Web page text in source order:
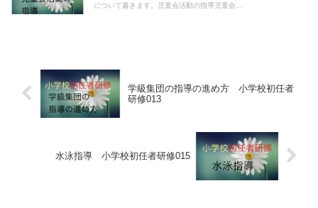
について書きます。児童会活動の指導児童会...
学級集団の指導の進め方 小学校初任者
研修013
水泳指導 小学校初任者研修015